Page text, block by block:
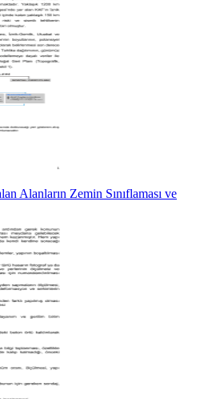
Alanların Zemin Sınıflaması ve